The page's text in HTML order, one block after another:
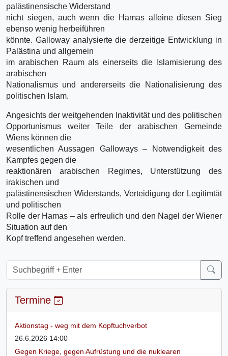
palästinensische Widerstand
nicht siegen, auch wenn die Hamas alleine diesen Sieg
ebenso wenig herbeiführen
könnte. Galloway analysierte die derzeitige Entwicklung in
Palästina und allgemein
im arabischen Raum als einerseits die Islamisierung des
arabischen
Nationalismus und andererseits die Nationalisierung des
politischen Islam.
Angesichts der weitgehenden Inaktivität und des politischen
Opportunismus weiter Teile der arabischen Gemeinde
Wiens können die
wesentlichen Aussagen Galloways – Notwendigkeit des
Kampfes gegen die
reaktionären arabischen Regimes, Unterstützung des
irakischen und
palästinensischen Widerstands, Verteidigung der Legitimtät
und politischen
Rolle der Hamas – als erfreulich und den Nagel der Wiener
Situation auf den
Kopf treffend angesehen werden.
Termine
Aktionstag - weg mit dem Kopftuchverbot
26.6.2026 14:00
Gegen Kriege, gegen Aufrüstung und die nuklearen